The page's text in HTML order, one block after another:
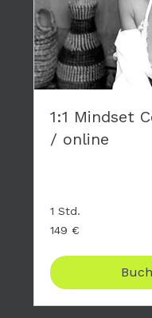
1:1 Mindset
/ online
1 Std.
149
Euro
149 €